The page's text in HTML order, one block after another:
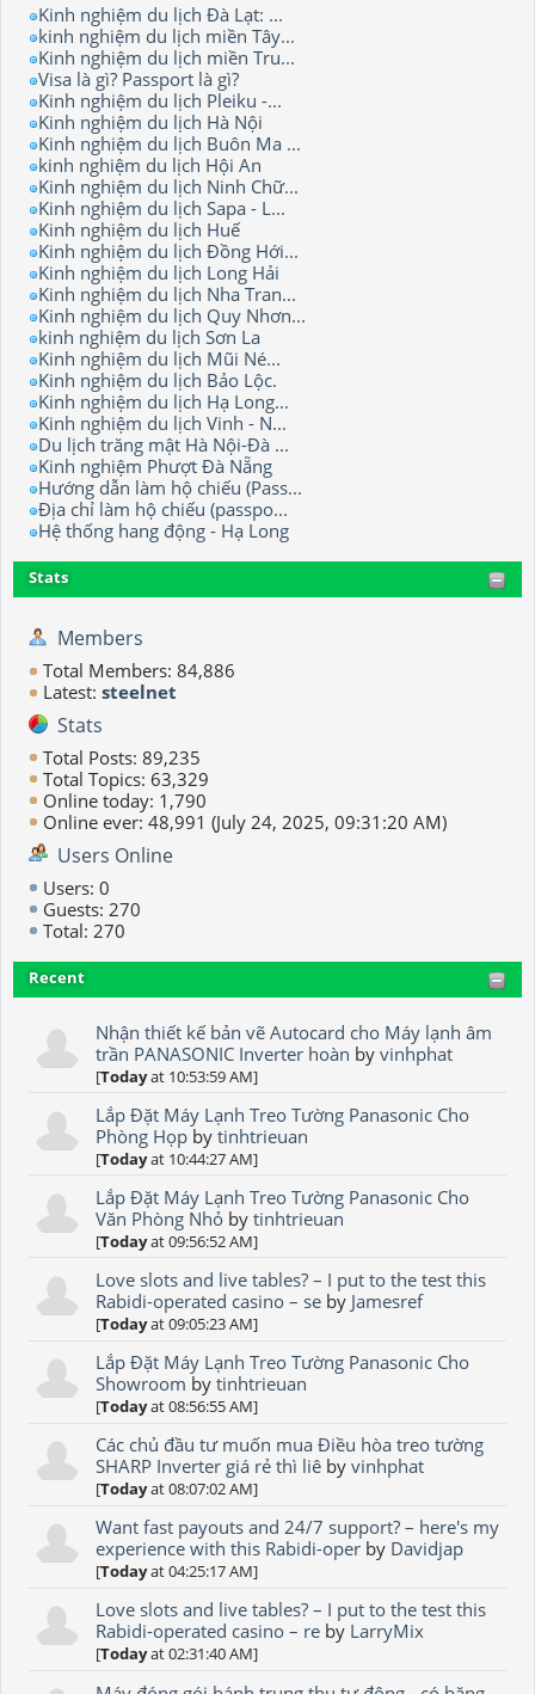
Kinh nghiệm du lịch Đà Lạt: ...
kinh nghiệm du lịch miền Tây...
Kinh nghiệm du lịch miền Tru...
Visa là gì? Passport là gì?
Kinh nghiệm du lịch Pleiku -...
Kinh nghiệm du lịch Hà Nội
Kinh nghiệm du lịch Buôn Ma ...
kinh nghiệm du lịch Hội An
Kinh nghiệm du lịch Ninh Chữ...
Kinh nghiệm du lịch Sapa - L...
Kinh nghiệm du lịch Huế
Kinh nghiệm du lịch Đồng Hới...
Kinh nghiệm du lịch Long Hải
Kinh nghiệm du lịch Nha Tran...
Kinh nghiệm du lịch Quy Nhơn...
kinh nghiệm du lịch Sơn La
Kinh nghiệm du lịch Mũi Né...
Kinh nghiệm du lịch Bảo Lộc.
Kinh nghiệm du lịch Hạ Long...
Kinh nghiệm du lịch Vinh - N...
Du lịch trăng mật Hà Nội-Đà ...
Kinh nghiệm Phượt Đà Nẵng
Hướng dẫn làm hộ chiếu (Pass...
Địa chỉ làm hộ chiếu (passpo...
Hệ thống hang động - Hạ Long
Stats
Members
Total Members: 84,886
Latest: steelnet
Stats
Total Posts: 89,235
Total Topics: 63,329
Online today: 1,790
Online ever: 48,991 (July 24, 2025, 09:31:20 AM)
Users Online
Users: 0
Guests: 270
Total: 270
Recent
Nhận thiết kế bản vẽ Autocard cho Máy lạnh âm
trần PANASONIC Inverter hoàn byvinhphat
[Todayat 10:53:59 AM]
Lắp Đặt Máy Lạnh Treo Tường Panasonic Cho
Phòng Họp bytinhtrieuan
[Todayat 10:44:27 AM]
Lắp Đặt Máy Lạnh Treo Tường Panasonic Cho
Văn Phòng Nhỏ bytinhtrieuan
[Todayat 09:56:52 AM]
Love slots and live tables? – I put to the test this
Rabidi-operated casino – se by Jamesref
[Todayat 09:05:23 AM]
Lắp Đặt Máy Lạnh Treo Tường Panasonic Cho
Showroom bytinhtrieuan
[Todayat 08:56:55 AM]
Các chủ đầu tư muốn mua Điều hòa treo tường
SHARP Inverter giá rẻ thì liê byvinhphat
[Todayat 08:07:02 AM]
Want fast payouts and 24/7 support? – here's my
experience with this Rabidi-oper by Davidjap
[Todayat 04:25:17 AM]
Love slots and live tables? – I put to the test this
Rabidi-operated casino – re by LarryMix
[Todayat 02:31:40 AM]